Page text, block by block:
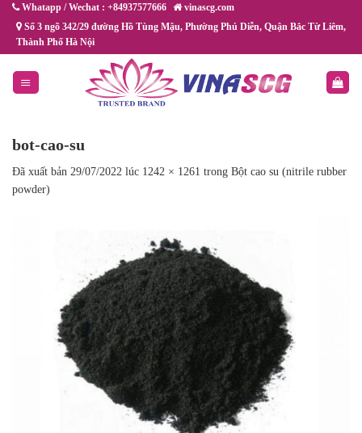
ChuyểnWhatapp / Wechat : +84937577666
vinascg.com
Số 3 ngõ 342/29 đường Hồ Tùng Mậu, Phường Phú Diễn, Quận Bắc Từ Liêm,
Thành Phố Hà Nội
bot-cao-su
Đã xuất bản 29/07/2022 lúc 1242 × 1261 trong Bột cao su (nitrile rubber
powder)